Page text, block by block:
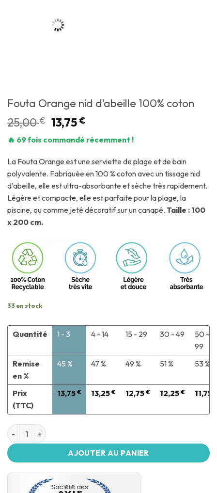
Fouta Orange nid d’abeille 100% coton
25,00€ 13,75€
🔥 69 fois commandé récemment !
La Fouta Orange est une serviette de plage et de bain
polyvalente. Fabriquée en 100 % coton avec un tissage nid
d’abeille, elle est ultra-absorbante et sèche très rapidement.
Légère et compacte, elle est parfaite pour la plage, la
piscine, ou comme jeté décoratif sur un canapé. Taille : 100
x 200 cm.
33 en stock
Quantité
Remise
en %
Prix
(TTC)
1 - 3
45 %
13,75 €
4 - 14
47 %
13,25 €
15 - 29
49 %
12,75 €
30 - 49
51 %
12,25 €
50 -
99
53 %
11,75
AJOUTER AU PANIER